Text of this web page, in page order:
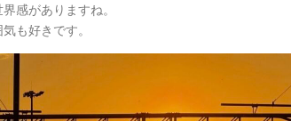
感がありますね。
も好きです。